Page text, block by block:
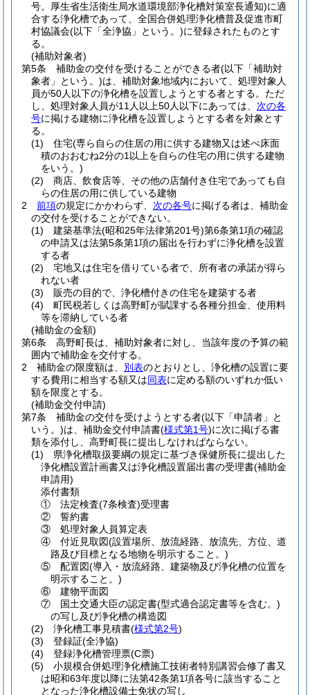
号。厚生省生活衛生局水道環境部浄化槽対策室長通知)に適
合する浄化槽であって、全国合併処理浄化槽普及促進市町
村協議会(以下「全浄協」という。)に登録されたものとす
る。
(補助対象者)
第5条
補助金の交付を受けることができる者(以下「補助対
象者」という。)は、補助対象地域内において、処理対象人
員が50人以下の浄化槽を設置しようとする者とする。 ただ
し、処理対象人員が11人以上50人以下にあっては、 次の各
号に掲ける建物に浄化槽を設置しようとする者を対象とす
る。
(1)
住宅(専ら自らの住居の用に供する建物又は述べ床面
積のおおむね2分の1以上を自らの住宅の用に供する建物
をいう。)
(2)
商店、飲食店等、その他の店舗付き住宅であっても自
らの住居の用に供している建物
2
前項の規定にかかわらず、 次の各号に掲げる者は、補助金
の交付を受けることができない。
(1)
建築基準法(昭和25年法律第201号)第6条第1項の確認
の申請又は法第5条第1項の届出を行わずに浄化槽を設置
する者
(2)
宅地又は住宅を借りている者で、所有者の承諾が得ら
れない者
(3)
販売の目的で、浄化槽付きの住宅を建築する者
(4)
町民税若しくは高野町が賦課する各種分担金、使用料
等を滞納している者
(補助金の金額)
第6条
高野町長は、補助対象者に対し、当該年度の予算の範
囲内で補助金を交付する。
2
補助金の限度額は、 別表のとおりとし、浄化槽の設置に要
する費用に相当する額又は同表に定める額のいずれか低い
額を限度とする。
(補助金交付申請)
第7条
補助金の交付を受けようとする者(以下「申請者」と
いう。)は、補助金交付申請書(様式第1号)に次に掲げる書
類を添付し、高野町長に提出しなければならない。
(1)
県浄化槽取扱要綱の規定に基づき保健所長に提出した
浄化槽設置計画書又は浄化槽設置届出書の受理書(補助金
申請用)
添付書類
①
法定検査(7条検査)受理書
②
誓約書
③
処理対象人員算定表
④
付近見取図(設置場所、放流経路、放流先、方位、道
路及び目標となる地物を明示すること。)
⑤
配置図(導入・放流経路、建築物及び浄化槽の位置を
明示すること。)
⑥
建物平面図
⑦
国土交通大臣の認定書(型式適合認定書等を含む。)
の写し及び浄化槽の構造図
(2)
浄化槽工事見積書(様式第2号)
(3)
登録証(全浄協)
(4)
登録浄化槽管理票(C票)
(5)
小規模合併処理浄化槽施工技術者特別講習会修了書又
は昭和63年度以降に法第42条第1項各号に該当すること
となった浄化槽設備士免状の写し